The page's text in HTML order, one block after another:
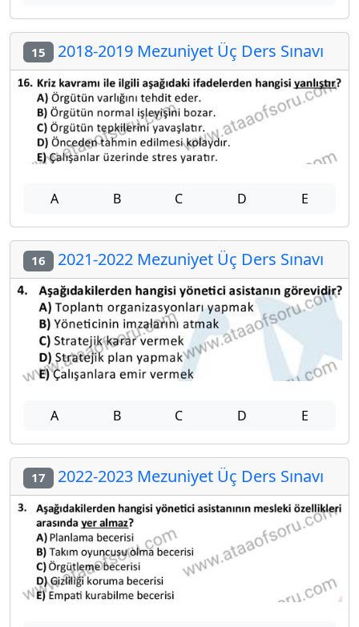
15 2018-2019 Mezuniyet Üç Ders Sınavı
A B C D E
16 2021-2022 Mezuniyet Üç Ders Sınavı
A B C D E
17 2022-2023 Mezuniyet Üç Ders Sınavı